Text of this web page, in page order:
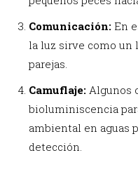
Comunicación: En
la luz sirve como un
parejas.
Camuflaje: Algunos
bioluminiscencia
ambiental en aguas
detección.